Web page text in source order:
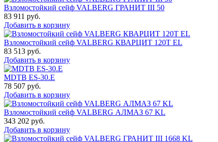
Взломостойкий сейф VALBERG ГРАНИТ III 50
83 911 руб.
Добавить в корзину
Взломостойкий сейф VALBERG КВАРЦИТ 120Т EL
83 513 руб.
Добавить в корзину
MDTB ES-30.Е
78 507 руб.
Добавить в корзину
Взломостойкий сейф VALBERG АЛМАЗ 67 KL
343 202 руб.
Добавить в корзину